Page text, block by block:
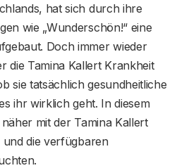
hat sich durch ihre
wie „Wunderschön!“ eine
Doch immer wieder
die Tamina Kallert Krankheit
sie tatsächlich gesundheitliche
ihr wirklich geht. In diesem
mit der Tamina Kallert
die verfügbaren